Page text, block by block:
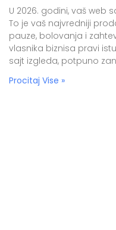
U 2026. godini, vaš web
To je vaš najvredniji
pauze, bolovanja i
vlasnika biznisa pravi
sajt izgleda, potpuno
Procitaj Vise »